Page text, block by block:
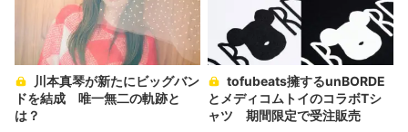
ドを結成 唯一無二の軌跡と
は？
とメディコムトイのコラボTシ
ャツ 期間限定で受注販売